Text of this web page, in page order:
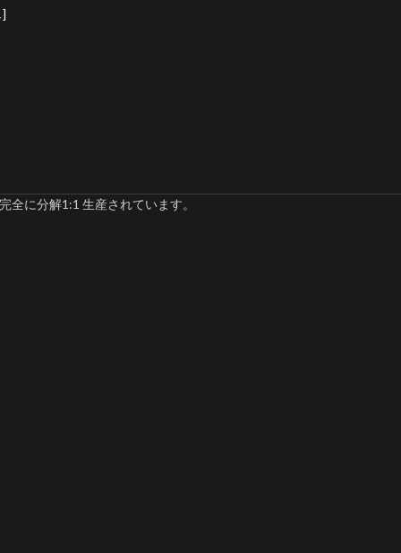
に分解1:1 生産されています。